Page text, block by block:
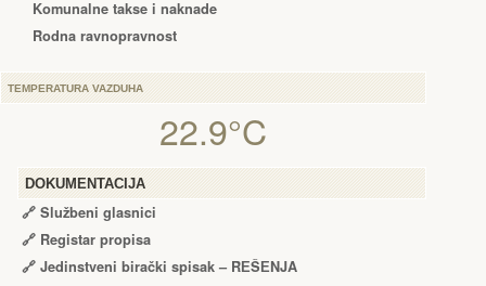
Komunalne takse i naknade
Rodna ravnopravnost
TEMPERATURA VAZDUHA
22.9°C
DOKUMENTACIJA
🔗 Službeni glasnici
🔗 Registar propisa
🔗 Jedinstveni birački spisak – RЕŠЕNJA